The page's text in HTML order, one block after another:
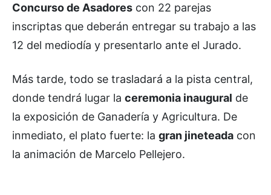
Concurso de Asadores con 22 parejas
inscriptas que deberán entregar su trabajo a las
12 del mediodía y presentarlo ante el Jurado.
Más tarde, todo se trasladará a la pista central,
donde tendrá lugar la ceremonia inaugural de
la exposición de Ganadería y Agricultura. De
inmediato, el plato fuerte: la gran jineteada con
la animación de Marcelo Pellejero.